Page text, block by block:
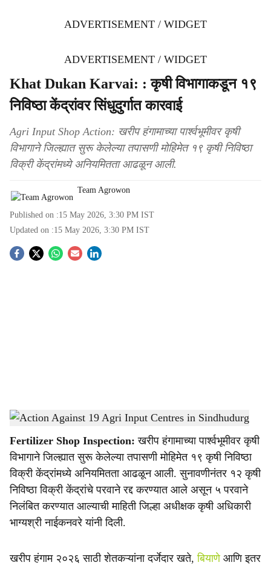
ADVERTISEMENT / WIDGET
ADVERTISEMENT / WIDGET
Khat Dukan Karvai: : कृषी विभागाकडून १९
निविष्ठा केंद्रांवर सिंधुदुर्गात कारवाई
Agri Input Shop Action: खरीप हंगामाच्या पार्श्‍वभूमीवर कृषी
विभागाने जिल्ह्यात सुरू केलेल्या तपासणी मोहिमेत १९ कृषी निविष्ठा
विक्री केंद्रांमध्ये अनियमितता आढळून आली.
Team Agrowon
Published on :15 May 2026, 3:30 PM IST
Updated on :15 May 2026, 3:30 PM IST
S
a
r
e
Action Against 19 Agri Input Centres in Sindhudurg-Agrowon
Fertilizer Shop Inspection: खरीप हंगामाच्या पार्श्‍वभूमीवर कृषी
विभागाने जिल्ह्यात सुरू केलेल्या तपासणी मोहिमेत १९ कृषी निविष्ठा
विक्री केंद्रांमध्ये अनियमितता आढळून आली. सुनावणीनंतर १२ कृषी
निविष्ठा विक्री केंद्रांचे परवाने रद्द करण्यात आले असून ५ परवाने
निलंबित करण्यात आल्याची माहिती जिल्हा अधीक्षक कृषी अधिकारी
भाग्यश्री नाईकनवरे यांनी दिली.
खरीप हंगाम २०२६ साठी शेतकऱ्यांना दर्जेदार खते,बियाणे आणि इतर